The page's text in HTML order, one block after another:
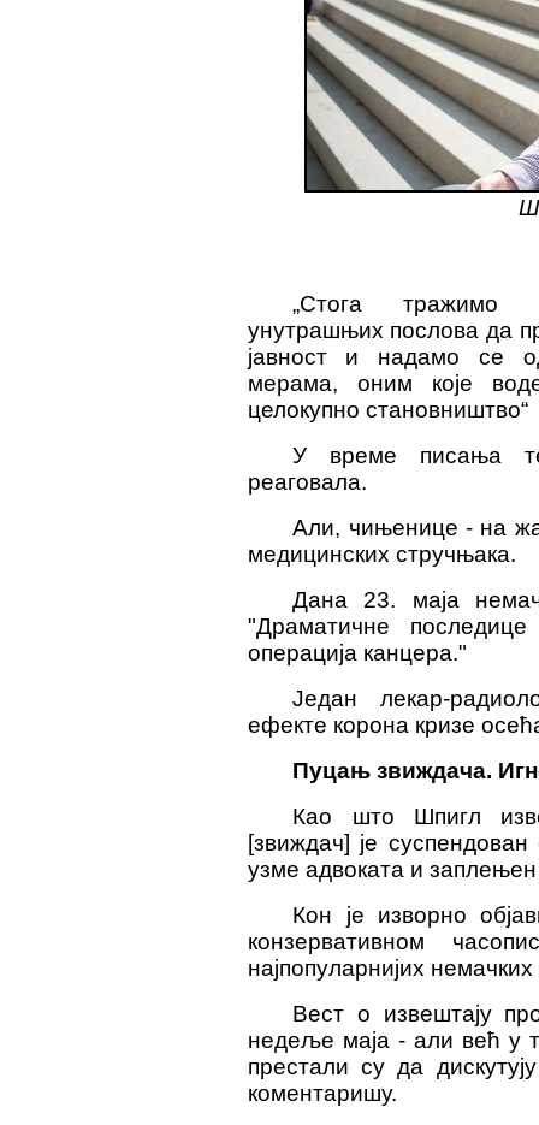
„Стога тражимо
унутрашњих послова да
јавност и надамо се
мерама, оним које
целокупно становништво“
У време писања
реаговала.
Али, чињенице - на
медицинских стручњака.
Дана 23. маја
"Драматичне
операција канцера."
Један лекар-
ефекте корона кризе
Пуцањ звиждача.
Као што Шпигл
[звиждач] је
узме адвоката и
Кон је изворно
конзервативном
најпопуларнијих
Вест о извештају
недеље маја - али већ у
престали су да
коментаришу.